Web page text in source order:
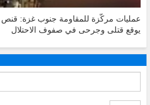
عمليات مركّزة للمقاومة جنوب غزة:
يوقع قتلى وجرحى في صفوف الاحتلال